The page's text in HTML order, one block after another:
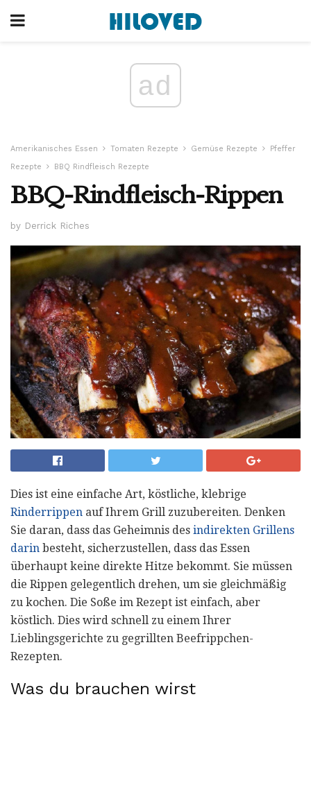
ad
Amerikanisches Essen Tomaten Rezepte Gemüse Rezepte
Pfeffer
Rezepte
BBQ Rindfleisch Rezepte
BBQ-Rindfleisch-Rippen
by Derrick Riches
Dies ist eine einfache Art, köstliche, klebrige
Rinderrippen auf Ihrem Grill zuzubereiten. Denken
Sie daran, dass das Geheimnis des indirekten Grillens
darin besteht, sicherzustellen, dass das Essen
überhaupt keine direkte Hitze bekommt. Sie müssen
die Rippen gelegentlich drehen, um sie gleichmäßig
zu kochen. Die Soße im Rezept ist einfach, aber
köstlich. Dies wird schnell zu einem Ihrer
Lieblingsgerichte zu gegrillten Beefrippchen-
Rezepten.
Was du brauchen wirst